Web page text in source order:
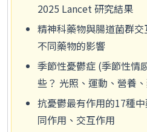
2025 Lancet 研究結果
精神科藥物與腸道菌群交
不同藥物的影響
季節性憂鬱症 (季節性情
些？ 光照、運動、營養
抗憂鬱最有作用的17種
同作用、交互作用